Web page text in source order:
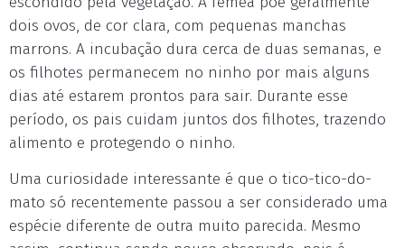
dois ovos, de cor clara, com pequenas manchas
marrons. A incubação dura cerca de duas semanas, e
os filhotes permanecem no ninho por mais alguns
dias até estarem prontos para sair. Durante esse
período, os pais cuidam juntos dos filhotes, trazendo
alimento e protegendo o ninho.
Uma curiosidade interessante é que o tico-tico-do-
mato só recentemente passou a ser considerado uma
espécie diferente de outra muito parecida. Mesmo